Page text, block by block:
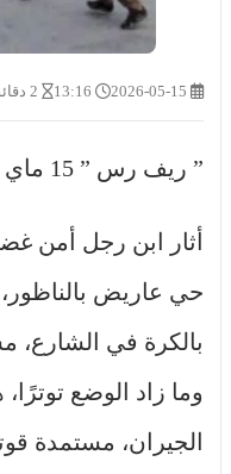
” ريف رس ” 15 ماي 2026
أثار ابن رجل أمن
حي عاريض
بالكرة في الشارع،
وما زاد الوضع
الجيران، مستمدة